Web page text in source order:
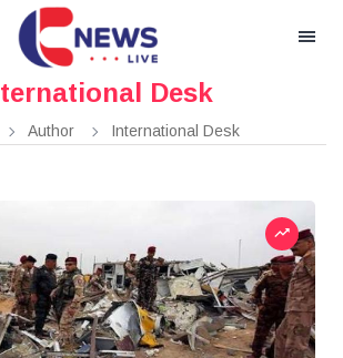
Desk
Author International Desk